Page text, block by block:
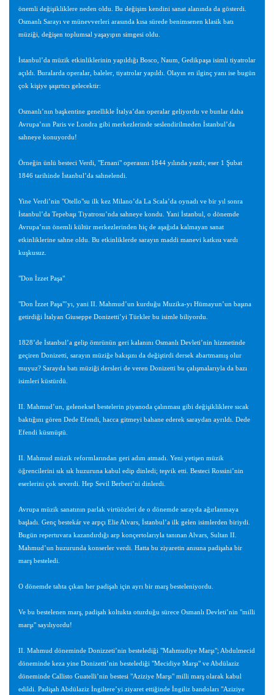
önemli değişikliklere neden oldu. Bu değişim kendini sanat alanında da gösterdi.
Osmanlı Sarayı ve münevverleri arasında kısa sürede benimsenen klasik batı
müziği, değişen toplumsal yaşayıpın simgesi oldu.
İstanbul’da müzik etkinliklerinin yapıldığı Bosco, Naum, Gedikpaşa isimli tiyatrolar
açıldı. Buralarda operalar, baleler, tiyatrolar yapıldı. Olayın en ilginç yanı ise bugün
çok kişiye şaşırtıcı gelecektir:
Osmanlı’nın başkentine genellikle İtalya’dan operalar geliyordu ve bunlar daha
Avrupa’nın Paris ve Londra gibi merkezlerinde seslendirilmeden İstanbul’da
sahneye konuyordu!
Örneğin ünlü besteci Verdi, "Ernani" operasını 1844 yılında yazdı; eser 1 Şubat
1846 tarihinde İstanbul’da sahnelendi.
Yine Verdi’nin "Otello"su ilk kez Milano’da La Scala’da oynadı ve bir yıl sonra
İstanbul’da Tepebaşı Tiyatrosu’nda sahneye kondu. Yani İstanbul, o dönemde
Avrupa’nın önemli kültür merkezlerinden hiç de aşağıda kalmayan sanat
etkinliklerine sahne oldu. Bu etkinliklerde sarayın maddi manevi katkısı vardı
kuşkusuz.
"Don İzzet Paşa"
"Don İzzet Paşa"’yı, yani II. Mahmud’un kurduğu Muzika-yı Hümayun’un başına
getirdiği İtalyan Giuseppe Donizetti’yi Türkler bu isimle biliyordu.
1828’de İstanbul’a gelip ömrünün geri kalanını Osmanlı Devleti’nin hizmetinde
geçiren Donizetti, sarayın müziğe bakışını da değiştirdi dersek abartmamış olur
muyuz? Sarayda batı müziği dersleri de veren Donizetti bu çalışmalarıyla da bazı
isimleri küstürdü.
II. Mahmud’un, geleneksel bestelerin piyanoda çalınması gibi değişikliklere sıcak
baktığını gören Dede Efendi, hacca gitmeyi bahane ederek saraydan ayrıldı. Dede
Efendi küsmüştü.
II. Mahmud müzik reformlarından geri adım atmadı. Yeni yetişen müzik
öğrencilerini sık sık huzuruna kabul edip dinledi; teşvik etti. Besteci Rossini’nin
eserlerini çok severdi. Hep Sevil Berberi’ni dinlerdi.
Avrupa müzik sanatının parlak virtüözleri de o dönemde sarayda ağırlanmaya
başladı. Genç bestekár ve arpçı Elie Alvars, İstanbul’a ilk gelen isimlerden biriydi.
Bugün repertuvara kazandırdığı arp konçertolarıyla tanınan Alvars, Sultan II.
Mahmud’un huzurunda konserler verdi. Hatta bu ziyaretin anısına padişaha bir
marş besteledi.
O dönemde tahta çıkan her padişah için ayrı bir marş besteleniyordu.
Ve bu bestelenen marş, padişah koltukta oturduğu sürece Osmanlı Devleti’nin "milli
marşı" sayılıyordu!
II. Mahmud döneminde Donizzeti’nin bestelediği "Mahmudiye Marşı"; Abdulmecid
döneminde keza yine Donizetti’nin bestelediği "Mecidiye Marşı" ve Abdülaziz
döneminde Callisto Guatelli’nin bestesi "Aziziye Marşı" milli marş olarak kabul
edildi. Padişah Abdülaziz İngiltere’yi ziyaret ettiğinde İngiliz bandoları "Aziziye